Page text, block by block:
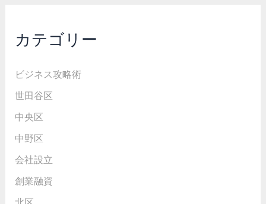
カテゴリー
ビジネス攻略術
世田谷区
中央区
中野区
会社設立
創業融資